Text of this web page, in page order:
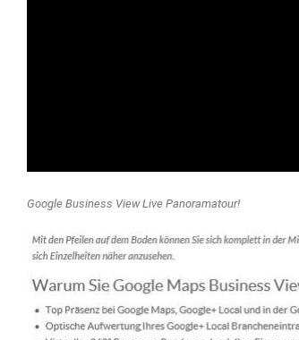
Google Business View Live Panoramatour!